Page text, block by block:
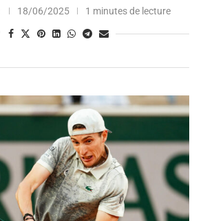
18/06/2025 1 minutes de lecture